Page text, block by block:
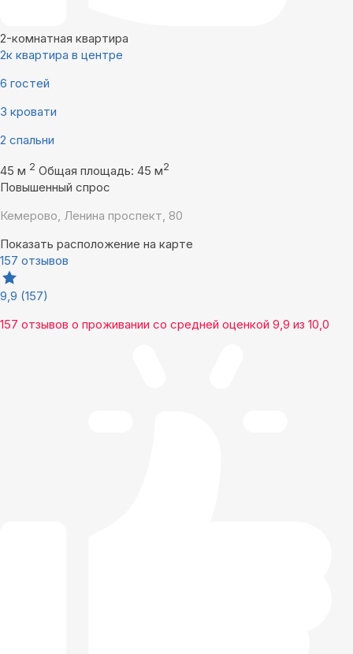
2-комнатная квартира
2к квартира в центре
6 гостей
3 кровати
2 спальни
45 м 2 Общая площадь: 45 м2
Повышенный спрос
Кемерово, Ленина проспект, 80
Показать расположение на карте
157 отзывов
9,9 (157)
157 отзывов о проживании со средней оценкой 9,9 из 10,0